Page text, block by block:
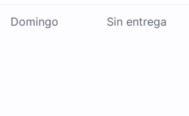
Domingo Sin entrega